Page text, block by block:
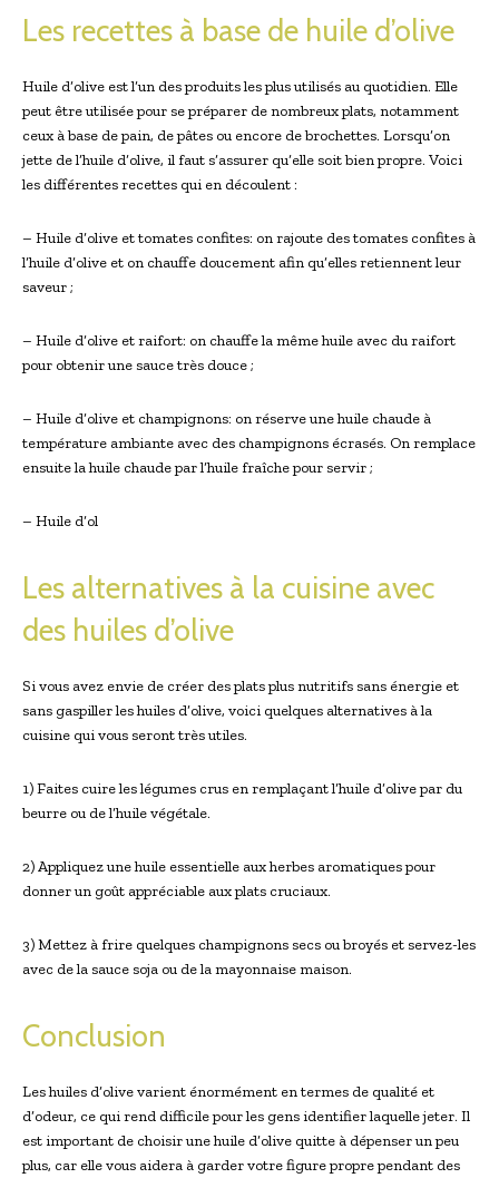
Les recettes à base de huile d’olive
Huile d’olive est l’un des produits les plus utilisés au quotidien. Elle
peut être utilisée pour se préparer de nombreux plats, notamment
ceux à base de pain, de pâtes ou encore de brochettes. Lorsqu’on
jette de l’huile d’olive, il faut s’assurer qu’elle soit bien propre. Voici
les différentes recettes qui en découlent :
– Huile d’olive et tomates confites: on rajoute des tomates confites à
l’huile d’olive et on chauffe doucement afin qu’elles retiennent leur
saveur ;
– Huile d’olive et raifort: on chauffe la même huile avec du raifort
pour obtenir une sauce très douce ;
– Huile d’olive et champignons: on réserve une huile chaude à
température ambiante avec des champignons écrasés. On remplace
ensuite la huile chaude par l’huile fraîche pour servir ;
– Huile d’ol
Les alternatives à la cuisine avec
des huiles d’olive
Si vous avez envie de créer des plats plus nutritifs sans énergie et
sans gaspiller les huiles d’olive, voici quelques alternatives à la
cuisine qui vous seront très utiles.
1) Faites cuire les légumes crus en remplaçant l’huile d’olive par du
beurre ou de l’huile végétale.
2) Appliquez une huile essentielle aux herbes aromatiques pour
donner un goût appréciable aux plats cruciaux.
3) Mettez à frire quelques champignons secs ou broyés et servez-les
avec de la sauce soja ou de la mayonnaise maison.
Conclusion
Les huiles d’olive varient énormément en termes de qualité et
d’odeur, ce qui rend difficile pour les gens identifier laquelle jeter. Il
est important de choisir une huile d’olive quitte à dépenser un peu
plus, car elle vous aidera à garder votre figure propre pendant des